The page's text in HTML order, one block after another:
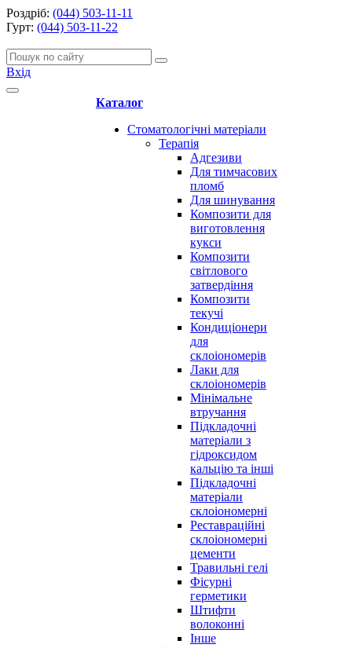
Роздріб: (044) 503-11-11
Гурт: (044) 503-11-22
Вхід
Каталог
Стоматологічні матеріали
Терапія
Адгезиви
Для тимчасових
пломб
Для шинування
Композити для
виготовлення
кукси
Композити
світлового
затвердіння
Композити
текучі
Кондиціонери
для
склоіономерів
Лаки для
склоіономерів
Мінімальне
втручання
Підкладочні
матеріали з
гідроксидом
кальцію та інші
Підкладочні
матеріали
склоіономерні
Реставраційні
склоіономерні
цементи
Травильні гелі
Фісурні
герметики
Штифти
волоконні
Інше